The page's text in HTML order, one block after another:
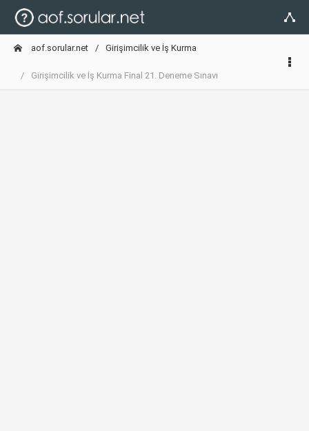
aof.sorular.net Girişimcilik ve İş Kurma
Girişimcilik ve İş Kurma Final 21. Deneme Sınavı